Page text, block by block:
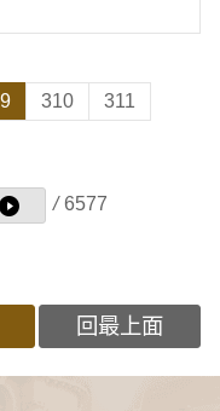
310
311
/ 6577
回最上面